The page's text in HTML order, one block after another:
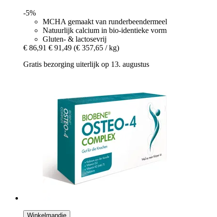
-5%
MCHA gemaakt van runderbeendermeel
Natuurlijk calcium in bio-identieke vorm
Gluten- & lactosevrij
€ 86,91 € 91,49 (€ 357,65 / kg)
Gratis bezorging uiterlijk op 13. augustus
Winkelmandje